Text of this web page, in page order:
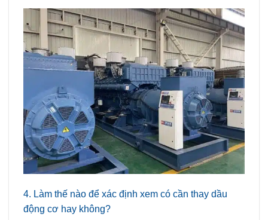
4. Làm thế nào để xác định xem có cần thay dầu
động cơ hay không?